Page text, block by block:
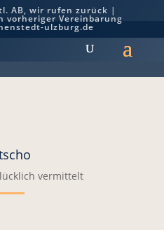
AB, wir rufen zurück |
vorheriger Vereinbarung
ulzburg.de
vermittelt